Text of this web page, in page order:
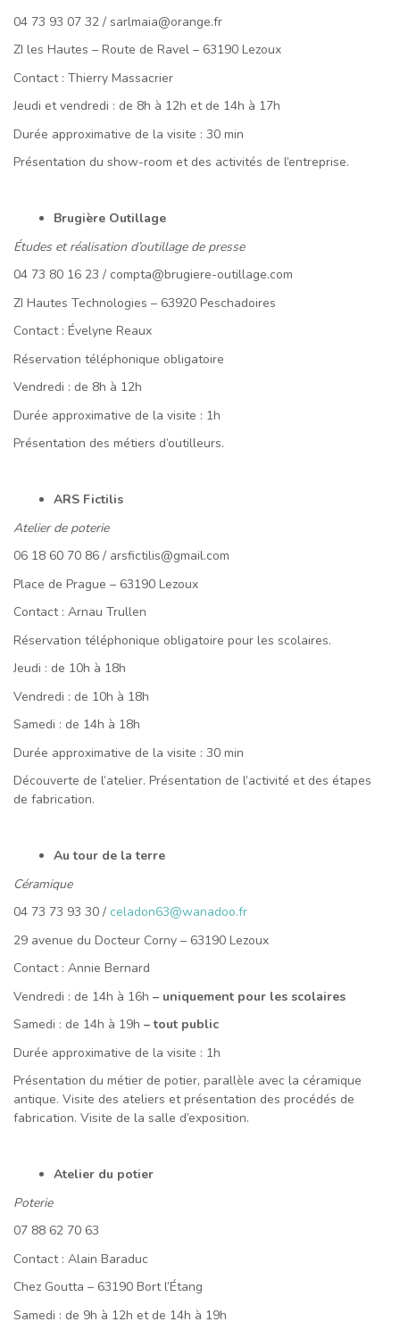
04 73 93 07 32 / sarlmaia@orange.fr
ZI les Hautes – Route de Ravel – 63190 Lezoux
Contact : Thierry Massacrier
Jeudi et vendredi : de 8h à 12h et de 14h à 17h
Durée approximative de la visite : 30 min
Présentation du show-room et des activités de l’entreprise.
Brugière Outillage
Études et réalisation d’outillage de presse
04 73 80 16 23 / compta@brugiere-outillage.com
ZI Hautes Technologies – 63920 Peschadoires
Contact : Évelyne Reaux
Réservation téléphonique obligatoire
Vendredi : de 8h à 12h
Durée approximative de la visite : 1h
Présentation des métiers d’outilleurs.
ARS Fictilis
Atelier de poterie
06 18 60 70 86 / arsfictilis@gmail.com
Place de Prague – 63190 Lezoux
Contact : Arnau Trullen
Réservation téléphonique obligatoire pour les scolaires.
Jeudi : de 10h à 18h
Vendredi : de 10h à 18h
Samedi : de 14h à 18h
Durée approximative de la visite : 30 min
Découverte de l’atelier. Présentation de l’activité et des étapes
de fabrication.
Au tour de la terre
Céramique
04 73 73 93 30 / celadon63@wanadoo.fr
29 avenue du Docteur Corny – 63190 Lezoux
Contact : Annie Bernard
Vendredi : de 14h à 16h – uniquement pour les scolaires
Samedi : de 14h à 19h – tout public
Durée approximative de la visite : 1h
Présentation du métier de potier, parallèle avec la céramique
antique. Visite des ateliers et présentation des procédés de
fabrication. Visite de la salle d’exposition.
Atelier du potier
Poterie
07 88 62 70 63
Contact : Alain Baraduc
Chez Goutta – 63190 Bort l’Étang
Samedi : de 9h à 12h et de 14h à 19h